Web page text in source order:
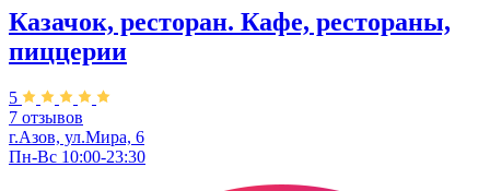
Казачок, ресторан. Кафе, рестораны,
пиццерии
5
7 отзывов
г.Азов, ул.Мира, 6
Пн-Вс 10:00-23:30